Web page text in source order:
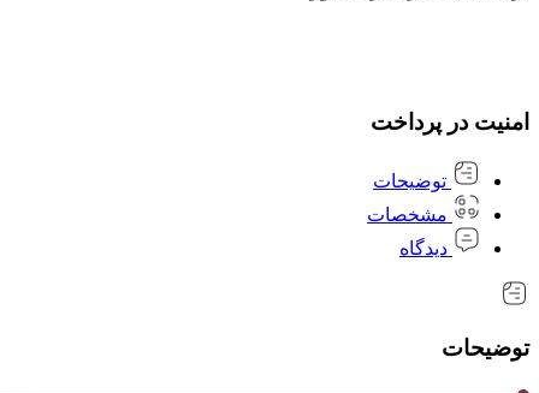
امنیت در پرداخت
توضیحات
مشخصات
دیدگاه
توضیحات